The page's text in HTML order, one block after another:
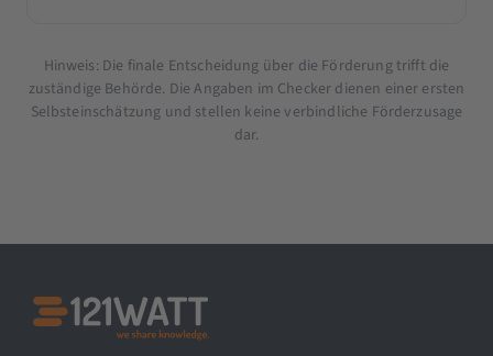
Hinweis: Die finale Entscheidung über die Förderung trifft die
zuständige Behörde. Die Angaben im Checker dienen einer ersten
Selbsteinschätzung und stellen keine verbindliche Förderzusage
dar.